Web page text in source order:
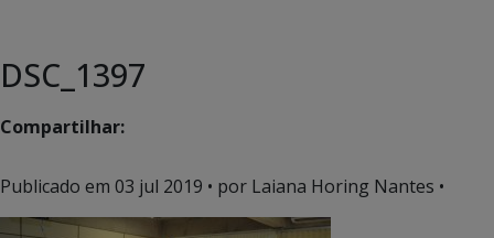
DSC_1397
Compartilhar:
Publicado em 03 jul 2019 • por Laiana Horing Nantes •